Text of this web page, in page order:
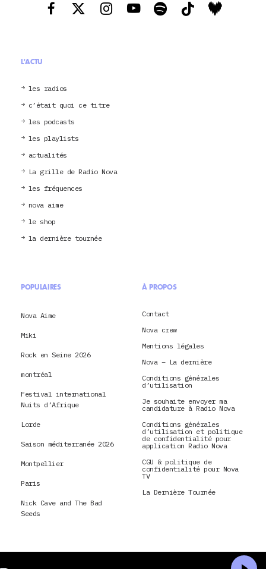
L'ACTU
les radios
c’était quoi ce titre
les podcasts
les playlists
actualités
La grille de Radio Nova
les fréquences
nova aime
le shop
la dernière tournée
POPULAIRES
Nova Aime
Miki
Rock en Seine 2026
montréal
Festival international
Nuits d’Afrique
Lorde
Saison méditerranée 2026
Montpellier
Paris
Nick Cave and The Bad
Seeds
À PROPOS
Contact
Nova crew
Mentions légales
Nova – La dernière
Conditions générales
d’utilisation
Je souhaite envoyer ma
candidature à Radio Nova
Conditions générales
d’utilisation et politique
de confidentialité pour
application Radio Nova
CGU & politique de
confidentialité pour Nova
TV
La Dernière Tournée